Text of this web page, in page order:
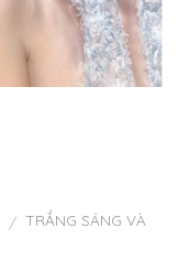
/ TRẮNG SÁNG VÀ